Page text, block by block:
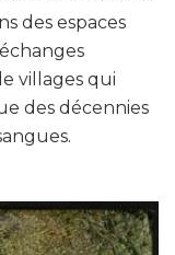
des espaces
villages qui
des décennies